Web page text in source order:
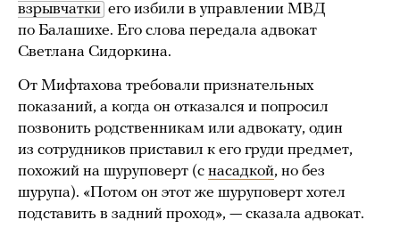
взрывчатки его избили в управлении МВД
по Балашихе. Его слова передала адвокат
Светлана Сидоркина.
От Мифтахова требовали признательных
показаний, а когда он отказался и попросил
позвонить родственникам или адвокату, один
из сотрудников приставил к его груди предмет,
похожий на шуруповерт (с насадкой, но без
шурупа). «Потом он этот же шуруповерт хотел
подставить в задний проход», — сказала адвокат.